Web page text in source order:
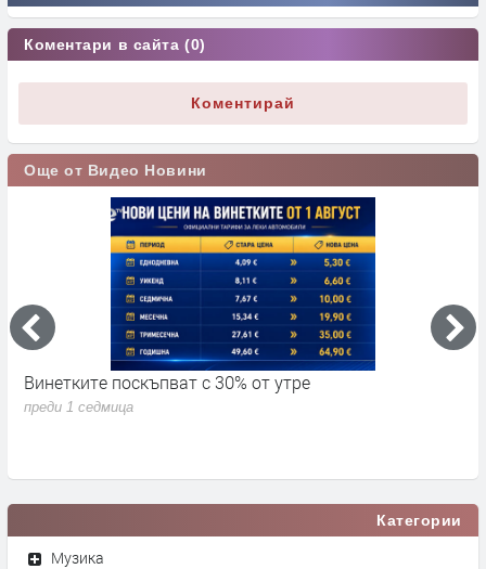
Коментари в сайта (0)
Коментирай
Още от Видео Новини
Винетките поскъпват с 30% от утре
преди 1 седмица
Категории
Музика